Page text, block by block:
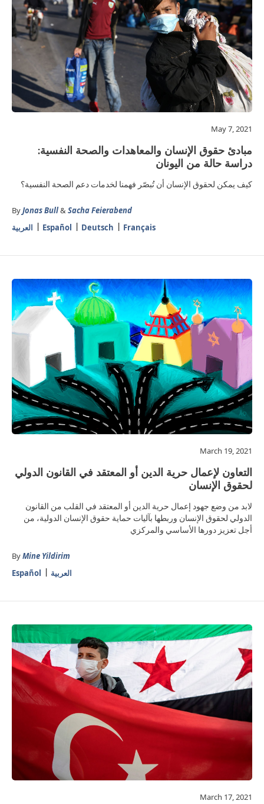
May 7, 2021
مبادئ حقوق الإنسان والمعاهدات والصحة النفسية:
دراسة حالة من اليونان
كيف يمكن لحقوق الإنسان أن تُبصّر فهمنا لخدمات دعم الصحة النفسية؟
ByJonas Bull&Sacha Feierabend
العربية
Español Deutsch Français
March 19, 2021
التعاون لإعمال حرية الدين أو المعتقد في القانون الدولي
لحقوق الإنسان
لابد من وضع جهود إعمال حرية الدين أو المعتقد في القلب من القانون
الدولي لحقوق الإنسان وربطها بآليات حماية حقوق الإنسان الدولية، من
أجل تعزيز دورها الأساسي والمركزي
ByMine Yildirim
Español
العربية
March 17, 2021